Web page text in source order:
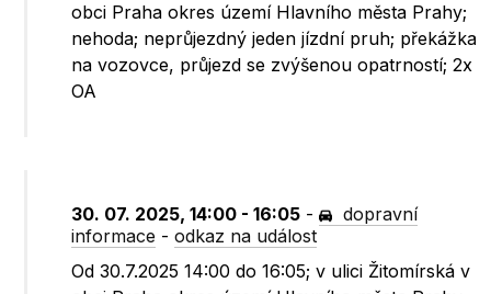
obci Praha okres území Hlavního města Prahy;
nehoda; neprůjezdný jeden jízdní pruh; překážka
na vozovce, průjezd se zvýšenou opatrností; 2x
OA
30. 07. 2025, 14:00 - 16:05 -
dopravní
informace -odkaz na událost
Od 30.7.2025 14:00 do 16:05; v ulici Žitomírská v